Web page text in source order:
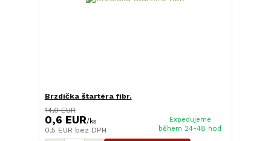
Brzdička štartéra fibr.
14,0 EUR
0,6 EUR/ks
0,5 EUR bez DPH
Expedujeme
během 24-48 hod